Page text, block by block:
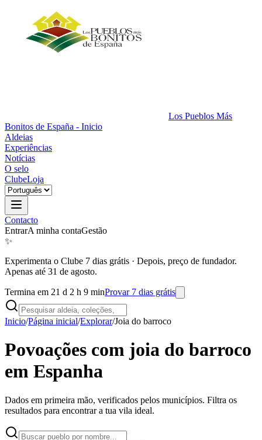
Los Pueblos Más
Bonitos de España - Inicio
Aldeias
Experiências
Notícias
O selo
ClubeLoja
Contacto
EntrarA minha contaGestão
✨
Experimenta o Clube 7 dias grátis · Depois, preço de fundador.
Apenas até 31 de agosto.
Termina em 21 d 2 h 9 minProvar 7 dias grátis
Inicio/Página inicial/Explorar/Joia do barroco
Povoações com joia do barroco
em Espanha
Dados em primeira mão, verificados pelos municípios. Filtra os
resultados para encontrar a tua vila ideal.